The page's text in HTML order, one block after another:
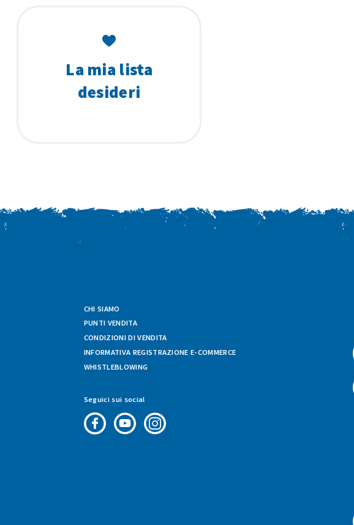
La mia lista
desideri
CHI SIAMO
PUNTI VENDITA
CONDIZIONI DI VENDITA
INFORMATIVA REGISTRAZIONE E-COMMERCE
WHISTLEBLOWING
Seguici sui social